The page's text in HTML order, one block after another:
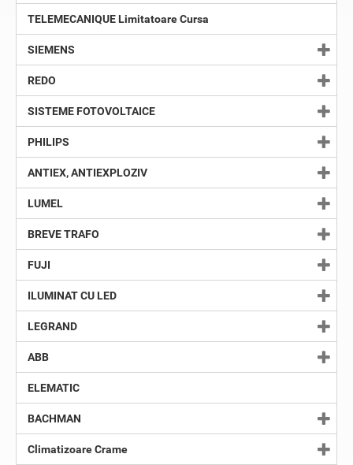
TELEMECANIQUE Limitatoare Cursa
SIEMENS
REDO
SISTEME FOTOVOLTAICE
PHILIPS
ANTIEX, ANTIEXPLOZIV
LUMEL
BREVE TRAFO
FUJI
ILUMINAT CU LED
LEGRAND
ABB
ELEMATIC
BACHMAN
Climatizoare Crame